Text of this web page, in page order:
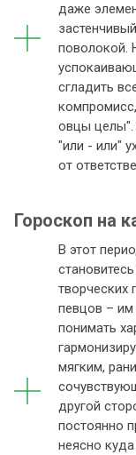
даже
поволокой.
сгладить
овцы целы".
"или - или"
от
Гороскоп на
В этот
творческих
певцов – им
понимать
мягким,
другой
постоянно
неясно